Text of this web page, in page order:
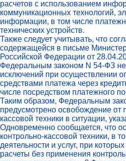
расчетов с использованием
коммуникационных технологий,
информации, в том числе
технических устройств.
Также следует учитывать, что
содержащейся в письме
Российской Федерации от
Федеральным законом N 54-ФЗ
исключений при осуществлении
средствами платежа через
числе посредством платежного
Таким образом, Федеральным
предусмотрено освобождение от
кассовой техники в ситуации,
Одновременно сообщается, что
контрольно-кассовой техники, в
деятельности и услуг, при
расчеты без применения